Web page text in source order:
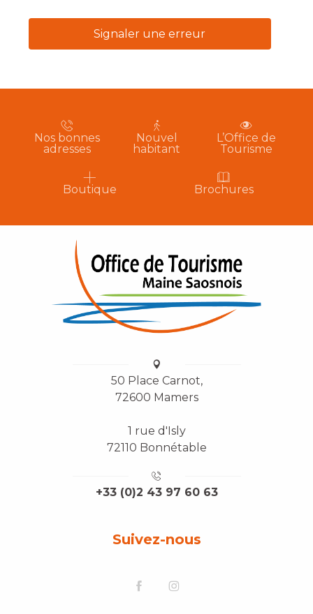
Signaler une erreur
Nos bonnes
adresses
Nouvel
habitant
L’Office de
Tourisme
Boutique Brochures
50 Place Carnot,
72600 Mamers
1 rue d'Isly
72110 Bonnétable
+33 (0)2 43 97 60 63
Suivez-nous